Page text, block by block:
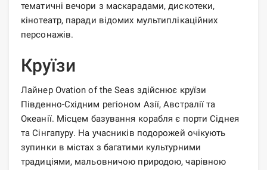
тематичні вечори з маскарадами, дискотеки,
кінотеатр, паради відомих мультиплікаційних
персонажів.
Круїзи
Лайнер Ovation of the Seas здійснює круїзи
Південно-Східним регіоном Азії, Австралії та
Океанії. Місцем базування корабля є порти Сіднея
та Сінгапуру. На учасників подорожей очікують
зупинки в містах з багатими культурними
традиціями, мальовничою природою, чарівною